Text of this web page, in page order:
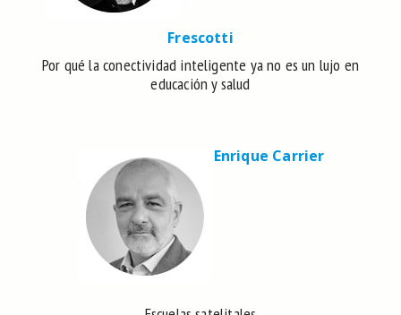
Frescotti
Por qué la conectividad inteligente ya no es un lujo en
educación y salud
Enrique Carrier